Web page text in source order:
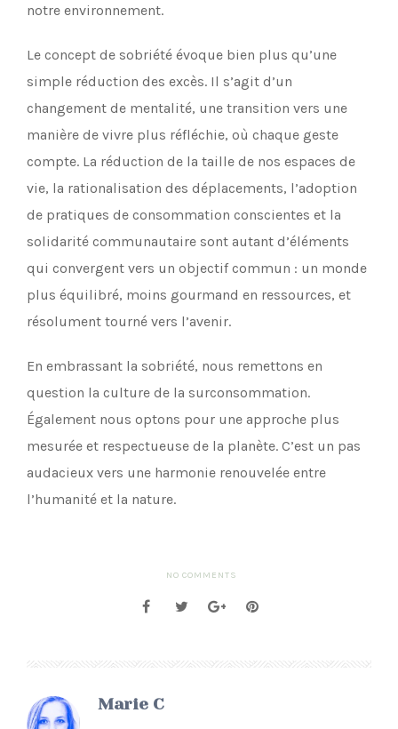
notre environnement.
Le concept de sobriété évoque bien plus qu’une
simple réduction des excès. Il s’agit d’un
changement de mentalité, une transition vers une
manière de vivre plus réfléchie, où chaque geste
compte. La réduction de la taille de nos espaces de
vie, la rationalisation des déplacements, l’adoption
de pratiques de consommation conscientes et la
solidarité communautaire sont autant d’éléments
qui convergent vers un objectif commun : un monde
plus équilibré, moins gourmand en ressources, et
résolument tourné vers l’avenir.
En embrassant la sobriété, nous remettons en
question la culture de la surconsommation.
Également nous optons pour une approche plus
mesurée et respectueuse de la planète. C’est un pas
audacieux vers une harmonie renouvelée entre
l’humanité et la nature.
NO COMMENTS
Marie C